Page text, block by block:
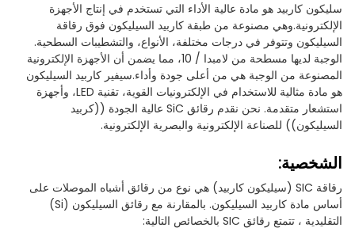
سليكون كاربيد هو مادة عالية الأداء التي تستخدم في إنتاج الأجهزة
الإلكترونية.وهي مصنوعة من طبقة كاربيد السيليكون فوق رقاقة
السيليكون وتتوفر في درجات مختلفة، الأنواع، والتشطيبات السطحية.
الوجبة لديها مسطحة من لامبدا / 10، مما يضمن أن الأجهزة الإلكترونية
المصنوعة من الوجبة هي من أعلى جودة وأداء.سيفير كاربيد السيليكون
هو مادة مثالية للاستخدام في الإلكترونيات القوية، تقنية LED، وأجهزة
استشعار متقدمة. نحن نقدم رقائق SiC عالية الجودة ((كربيد
السيليكون)) للصناعة الإلكترونية والبصرية الإلكترونية.
الشخصية:
رقاقة SIC (سيليكون كاربيد) هي نوع من رقائق أشباه الموصلات على
أساس مادة كاربيد السيليكون. بالمقارنة مع رقائق السيليكون (Si)
التقليدية ، تتمتع رقائق SIC بالخصائص التالية: